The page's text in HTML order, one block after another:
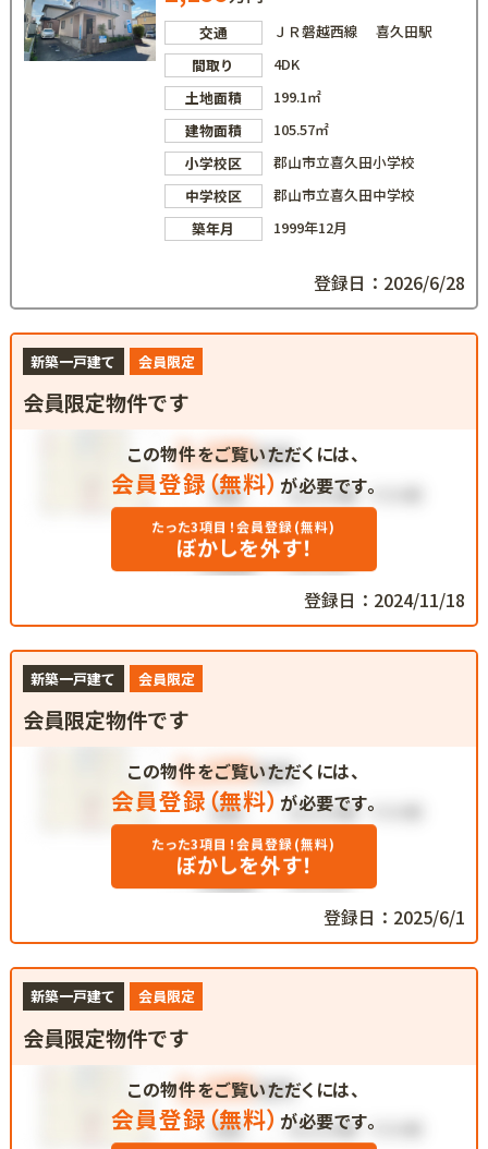
交通
ＪＲ磐越西線 喜久田駅
間取り
4DK
土地面積
199.1㎡
建物面積
105.57㎡
小学校区
郡山市立喜久田小学校
中学校区
郡山市立喜久田中学校
築年月
1999年12月
登録日：2026/6/28
新築一戸建て 会員限定
会員限定物件です
この物件をご覧いただくには、
会員登録（無料） が必要です。
たった3項目！会員登録(無料)
ぼかしを外す！
登録日：2024/11/18
新築一戸建て 会員限定
会員限定物件です
この物件をご覧いただくには、
会員登録（無料） が必要です。
たった3項目！会員登録(無料)
ぼかしを外す！
登録日：2025/6/1
新築一戸建て 会員限定
会員限定物件です
この物件をご覧いただくには、
会員登録（無料） が必要です。